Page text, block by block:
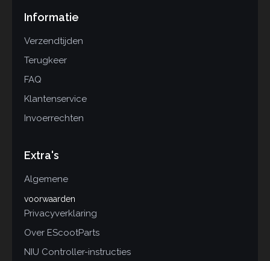
Informatie
Verzendtijden
Terugkeer
FAQ
Klantenservice
Invoerrechten
Extra's
Algemene
voorwaarden
Privacyverklaring
Over EScootParts
NIU Controller-instructies